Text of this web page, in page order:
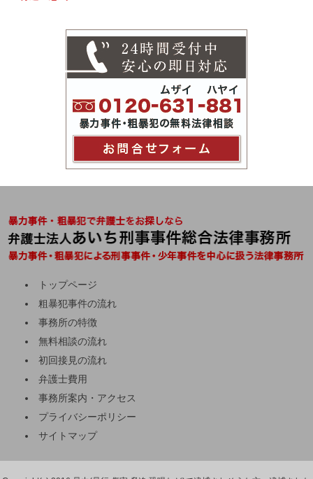
トップページ
粗暴犯事件の流れ
事務所の特徴
無料相談の流れ
初回接見の流れ
弁護士費用
事務所案内・アクセス
プライバシーポリシー
サイトマップ